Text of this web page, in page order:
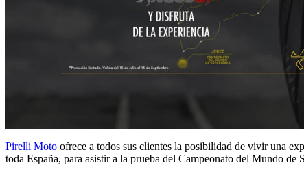
Pirelli Moto ofrece a todos sus clientes la posibilidad de vivir una
toda España, para asistir a la prueba del Campeonato del Mundo